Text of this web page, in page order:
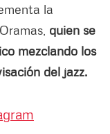
la
quien se
mezclando los
del jazz.